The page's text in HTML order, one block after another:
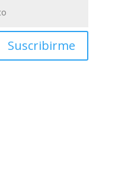
Suscribirme